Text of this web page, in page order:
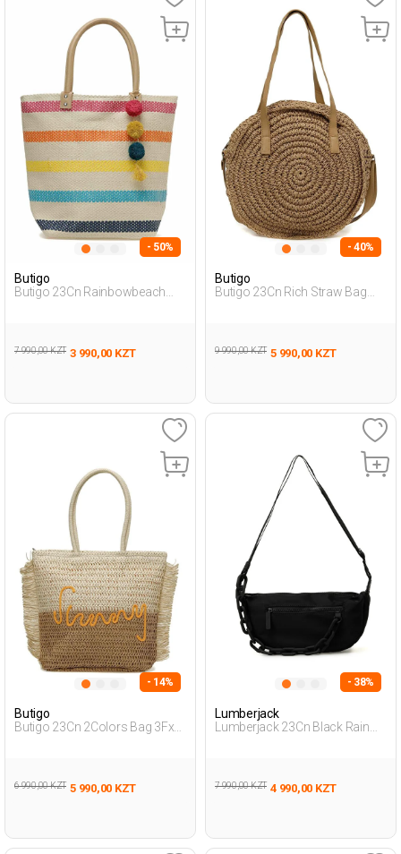
- 50%
Butigo
Butigo 23Cn Rainbowbeach
7 990,00 KZT 3 990,00 KZT
- 40%
Butigo
Butigo 23Cn Rich Straw Bag
9 990,00 KZT 5 990,00 KZT
- 14%
Butigo
Butigo 23Cn 2Colors Bag 3Fx
6 990,00 KZT 5 990,00 KZT
- 38%
Lumberjack
Lumberjack 23Cn Black Rain
7 990,00 KZT 4 990,00 KZT